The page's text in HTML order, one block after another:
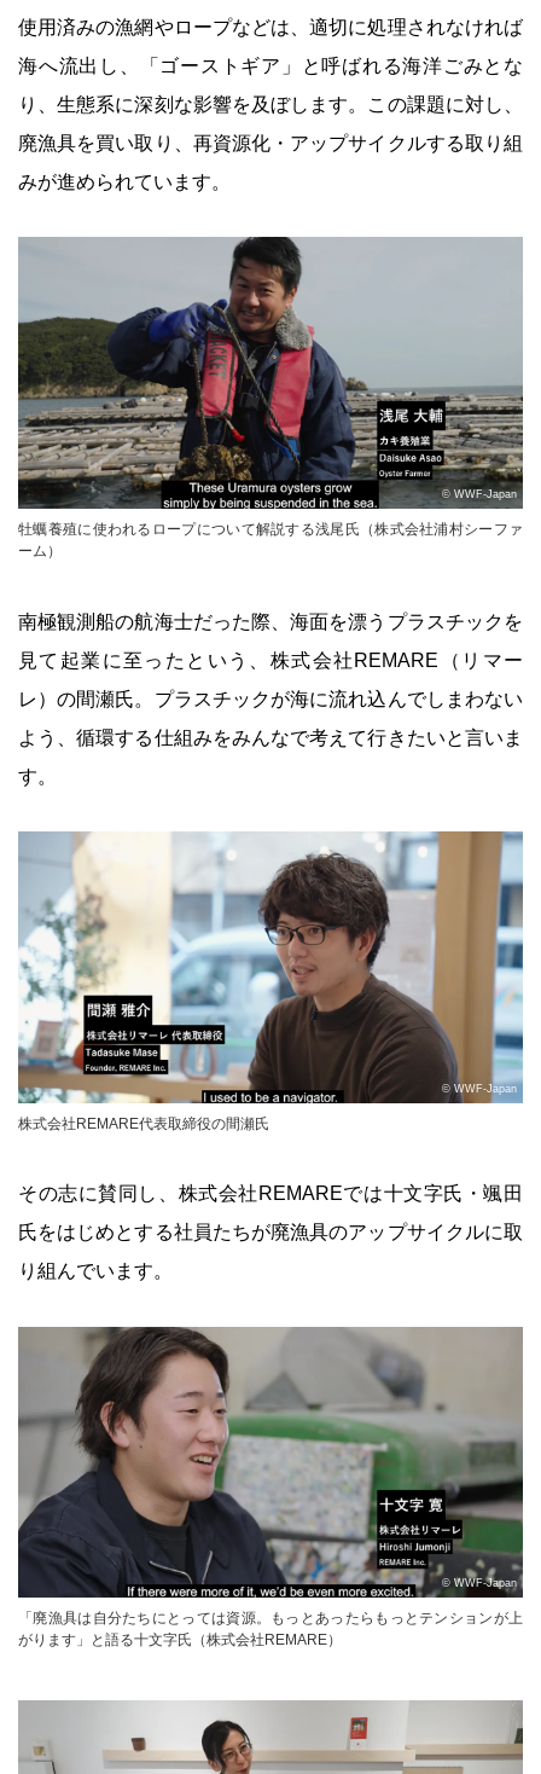
使用済みの漁網やロープなどは、適切に処理されなければ
海へ流出し、「ゴーストギア」と呼ばれる海洋ごみとな
り、生態系に深刻な影響を及ぼします。この課題に対し、
廃漁具を買い取り、再資源化・アップサイクルする取り組
みが進められています。
© WWF-Japan
牡蠣養殖に使われるロープについて解説する浅尾氏（株式会社浦村シーファ
ーム）
南極観測船の航海士だった際、海面を漂うプラスチックを
見て起業に至ったという、株式会社REMARE（リマー
レ）の間瀬氏。プラスチックが海に流れ込んでしまわない
よう、循環する仕組みをみんなで考えて行きたいと言いま
す。
© WWF-Japan
株式会社REMARE代表取締役の間瀬氏
その志に賛同し、株式会社REMAREでは十文字氏・颯田
氏をはじめとする社員たちが廃漁具のアップサイクルに取
り組んでいます。
© WWF-Japan
「廃漁具は自分たちにとっては資源。もっとあったらもっとテンションが上
がります」と語る十文字氏（株式会社REMARE）